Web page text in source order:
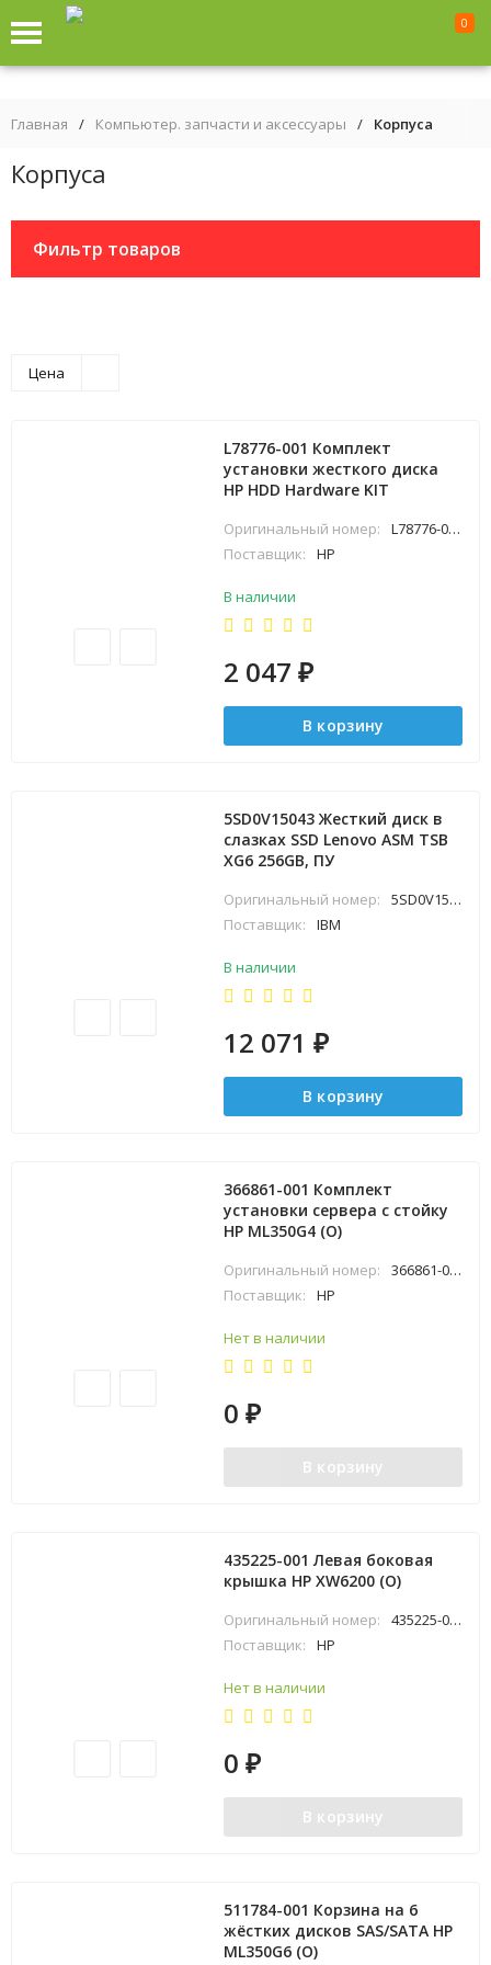
0
Главная / Компьютер. запчасти и аксессуары / Корпуса
Корпуса
Фильтр товаров
Цена
L78776-001 Комплект
установки жесткого диска
HP HDD Hardware KIT
Оригинальный номер:
L78776-001
Поставщик:
HP
В наличии
2 047₽
В корзину
5SD0V15043 Жесткий диск в
слазках SSD Lenovo ASM TSB
XG6 256GB, ПУ
Оригинальный номер:
5SD0V15043
Поставщик:
IBM
В наличии
12 071₽
В корзину
366861-001 Комплект
установки сервера с стойку
HP ML350G4 (O)
Оригинальный номер:
366861-001
Поставщик:
HP
Нет в наличии
0₽
В корзину
435225-001 Левая боковая
крышка HP XW6200 (O)
Оригинальный номер:
435225-001
Поставщик:
HP
Нет в наличии
0₽
В корзину
511784-001 Корзина на 6
жёстких дисков SAS/SATA HP
ML350G6 (O)